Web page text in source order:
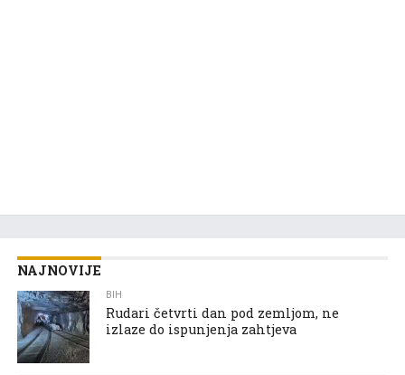
NAJNOVIJE
BIH
Rudari četvrti dan pod zemljom, ne
izlaze do ispunjenja zahtjeva